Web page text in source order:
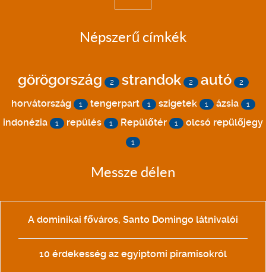
Népszerű címkék
görögország 2 strandok 2 autó 2
horvátország 1 tengerpart 1 szigetek 1 ázsia 1
indonézia 1 repülés 1 Repülőtér 1 olcsó repülőjegy
1
Messze délen
A dominikai főváros, Santo Domingo látnivalói
10 érdekesség az egyiptomi piramisokról